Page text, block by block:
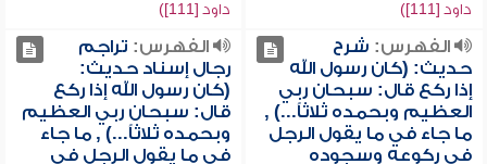
داود [111])
داود [111])
الفهرس: شرح
حديث: (كان رسول الله
إذا ركع قال: سبحان ربي
العظيم وبحمده ثلاثاً...) ,
ما جاء في ما يقول الرجل
في ركوعه وسجوده
الفهرس: تراجم
رجال إسناد حديث:
(كان رسول الله إذا ركع
قال: سبحان ربي العظيم
وبحمده ثلاثاً...) , ما جاء
في ما يقول الرجل في